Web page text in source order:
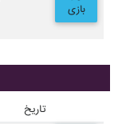
بازی
تاریخ